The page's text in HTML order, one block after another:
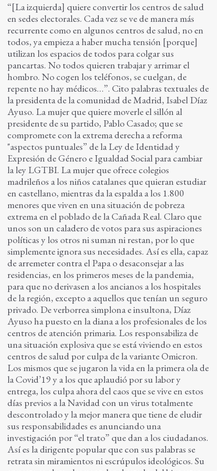
“[La izquierda] quiere convertir los centros de salud
en sedes electorales. Cada vez se ve de manera más
recurrente como en algunos centros de salud, no en
todos, ya empieza a haber mucha tensión [porque]
utilizan los espacios de todos para colgar sus
pancartas. No todos quieren trabajar y arrimar el
hombro. No cogen los teléfonos, se cuelgan, de
repente no hay médicos…”. Cito palabras textuales de
la presidenta de la comunidad de Madrid, Isabel Díaz
Ayuso. La mujer que quiere moverle el sillón al
presidente de su partido, Pablo Casado; que se
compromete con la extrema derecha a reforma
"aspectos puntuales” de la Ley de Identidad y
Expresión de Género e Igualdad Social para cambiar
la ley LGTBI. La mujer que ofrece colegios
madrileños a los niños catalanes que quieran estudiar
en castellano, mientras da la espalda a los 1.800
menores que viven en una situación de pobreza
extrema en el poblado de la Cañada Real. Claro que
unos son un caladero de votos para sus aspiraciones
políticas y los otros ni suman ni restan, por lo que
simplemente ignora sus necesidades. Así es ella, capaz
de arremeter contra el Papa o desaconsejar a las
residencias, en los primeros meses de la pandemia,
para que no derivasen a los ancianos a los hospitales
de la región, excepto a aquellos que tenían un seguro
privado. De verborrea simplona e insultona, Díaz
Ayuso ha puesto en la diana a los profesionales de los
centros de atención primaria. Los responsabiliza de
una situación explosiva que se está viviendo en estos
centros de salud por culpa de la variante Omicron.
Los mismos que se jugaron la vida en la primera ola de
la Covid’19 y a los que aplaudió por su labor y
entrega, los culpa ahora del caos que se vive en estos
días previos a la Navidad con un virus totalmente
descontrolado y la mejor manera que tiene de eludir
sus responsabilidades es anunciando una
investigación por “el trato” que dan a los ciudadanos.
Así es la dirigente popular que con sus palabras se
retrata sin miramientos ni escrúpulos ideológicos. Su